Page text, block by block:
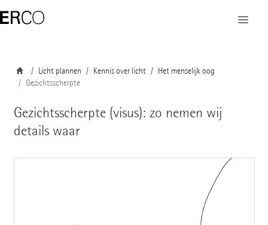
Licht plannen Kennis over licht
Het menselijk oog
Gezichtsscherpte
Gezichtsscherpte (visus): zo nemen wij
details waar